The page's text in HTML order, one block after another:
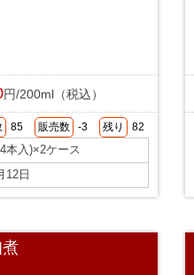
円/200ml（税込）
85 販売数 -3 残り 82
本入)×2ケース
12日
煮